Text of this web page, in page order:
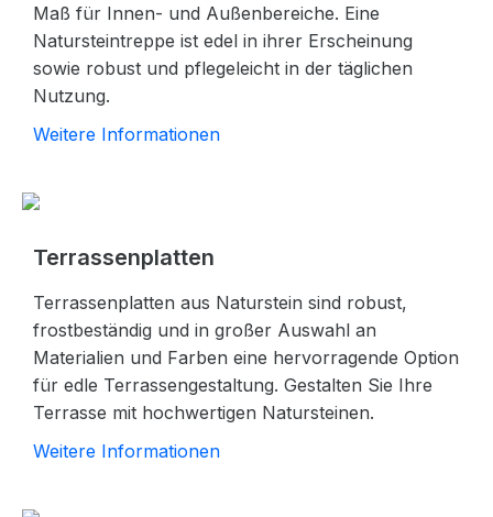
Maß für Innen- und Außenbereiche. Eine
Natursteintreppe ist edel in ihrer Erscheinung
sowie robust und pflegeleicht in der täglichen
Nutzung.
Weitere Informationen
Terrassenplatten
Terrassenplatten aus Naturstein sind robust,
frostbeständig und in großer Auswahl an
Materialien und Farben eine hervorragende Option
für edle Terrassengestaltung. Gestalten Sie Ihre
Terrasse mit hochwertigen Natursteinen.
Weitere Informationen